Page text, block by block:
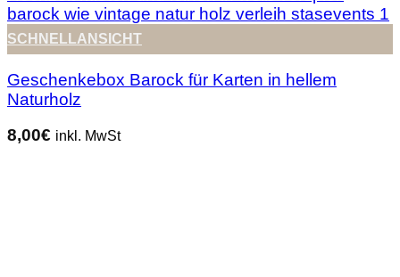
SCHNELLANSICHT
Geschenkebox Barock für Karten in hellem
Naturholz
8,00€ inkl. MwSt